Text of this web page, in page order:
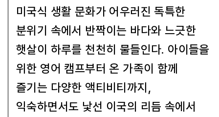
미국식 생활 문화가 어우러진 독특한
분위기 속에서 반짝이는 바다와 느긋한
햇살이 하루를 천천히 물들인다. 아이들을
위한 영어 캠프부터 온 가족이 함께
즐기는 다양한 액티비티까지,
익숙하면서도 낯선 이국의 리듬 속에서